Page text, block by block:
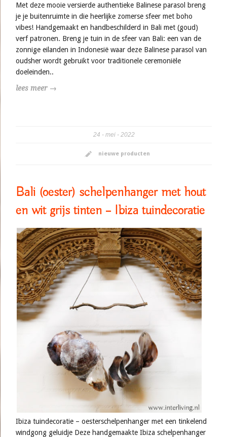
Met deze mooie versierde authentieke Balinese parasol breng
je je buitenruimte in die heerlijke zomerse sfeer met boho
vibes! Handgemaakt en handbeschilderd in Bali met (goud)
verf patronen. Breng je tuin in de sfeer van Bali: een van de
zonnige eilanden in Indonesië waar deze Balinese parasol van
oudsher wordt gebruikt voor traditionele ceremoniële
doeleinden..
lees meer →
24 mei 2022
nieuwe producten
Bali (oester) schelpenhanger met hout
en wit grijs tinten – Ibiza tuindecoratie
Ibiza tuindecoratie – oesterschelpenhanger met een tinkelend
windgong geluidje Deze handgemaakte Ibiza schelpenhanger